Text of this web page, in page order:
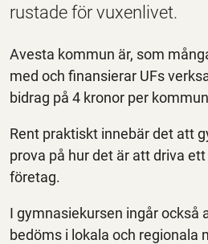
rustade för vuxenlivet.
Avesta kommun är, som
med och finansierar UFs
bidrag på 4 kronor per
Rent praktiskt innebär det att
prova på hur det är att driva
företag.
I gymnasiekursen ingår också
bedöms i lokala och regionala